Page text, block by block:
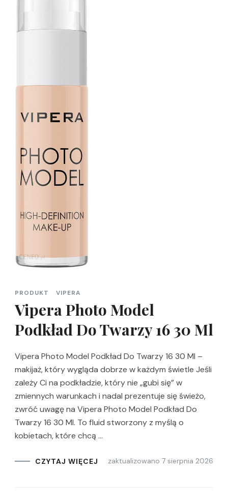
PRODUKT VIPERA
Vipera Photo Model
Podkład Do Twarzy 16 30 Ml
Vipera Photo Model Podkład Do Twarzy 16 30 Ml –
makijaż, który wygląda dobrze w każdym świetle Jeśli
zależy Ci na podkładzie, który nie „gubi się” w
zmiennych warunkach i nadal prezentuje się świeżo,
zwróć uwagę na Vipera Photo Model Podkład Do
Twarzy 16 30 Ml. To fluid stworzony z myślą o
kobietach, które chcą …
CZYTAJ WIĘCEJ zaktualizowano 7 sierpnia 2026